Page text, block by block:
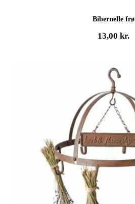
Bibernelle frø
13,00 kr.